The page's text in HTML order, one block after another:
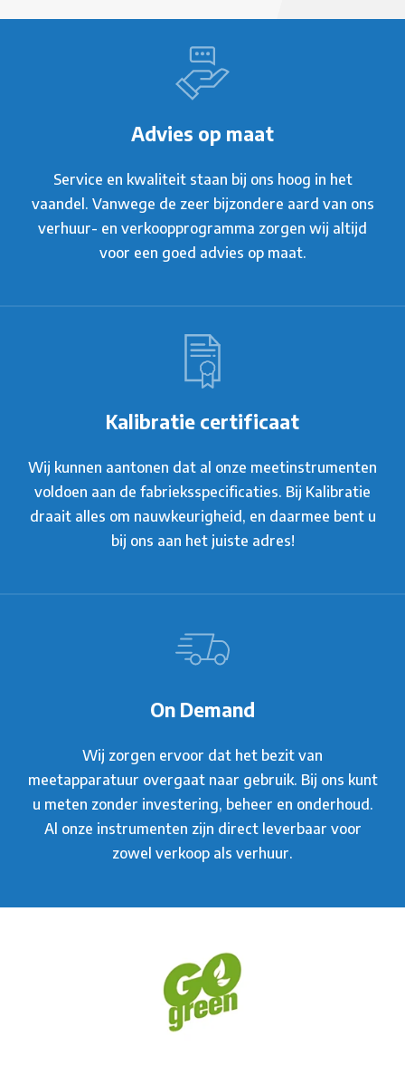
Advies op maat
Service en kwaliteit staan bij ons hoog in het
vaandel. Vanwege de zeer bijzondere aard van ons
verhuur- en verkoopprogramma zorgen wij altijd
voor een goed advies op maat.
Kalibratie certificaat
Wij kunnen aantonen dat al onze meetinstrumenten
voldoen aan de fabrieksspecificaties. Bij Kalibratie
draait alles om nauwkeurigheid, en daarmee bent u
bij ons aan het juiste adres!
On Demand
Wij zorgen ervoor dat het bezit van
meetapparatuur overgaat naar gebruik. Bij ons kunt
u meten zonder investering, beheer en onderhoud.
Al onze instrumenten zijn direct leverbaar voor
zowel verkoop als verhuur.